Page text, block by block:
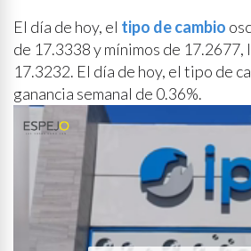
El día de hoy, el tipo de cambio
de 17.3338 y mínimos de 17.2677,
17.3232. El día de hoy, el tipo de
ganancia semanal de 0.36%.